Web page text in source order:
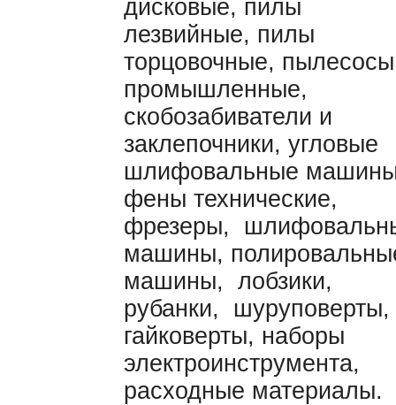
дисковые, пилы
лезвийные, пилы
торцовочные, пылесосы
промышленные,
скобозабиватели и
заклепочники, угловые
шлифовальные
фены технические,
фрезеры,
машины,
машины, лобзики,
рубанки, шуруповерты,
гайковерты, наборы
электроинструмента,
расходные материалы.